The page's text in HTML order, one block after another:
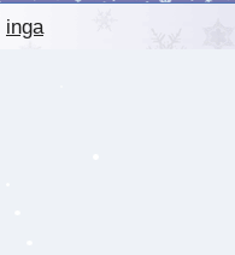
inga